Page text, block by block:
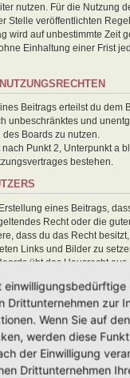
nutzen. Für die Nutzung
Stelle veröffentlichten
wird auf unbestimmte Zeit
Einhaltung einer Frist
Beitrags erteilst du dem
unbeschränktes und
des Boards zu nutzen.
Punkt 2, Unterpunkt a
bestehen.
eines Beitrags,
Recht oder die
dass du das Recht
Links und Bilder zu
übt das Hausrecht
dich nach
dieses Boards
dass der Betreiber
übernimmt, die er nicht
genommen hat. Du
und Funktionen
einwilligungsbedürftige
Drittunternehmen zur
Wenn Sie auf
werden diese
der Einwilligung
Drittunternehmen